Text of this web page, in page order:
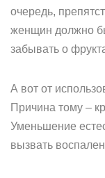
очередь,
женщин должно
забывать о
А вот от
Причина тому –
Уменьшение
вызвать